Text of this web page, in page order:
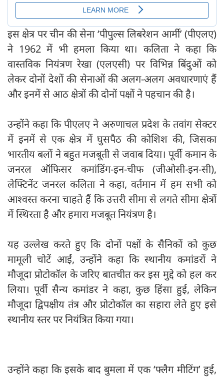
इस क्षेत्र पर चीन की सेना ‘पीपुल्स लिबरेशन आर्मी’ (पीएलए)
ने 1962 में भी हमला किया था। कलिता ने कहा कि
वास्तविक नियंत्रण रेखा (एलएसी) पर विभिन्न बिंदुओं को
लेकर दोनों देशों की सेनाओं की अलग-अलग अवधारणाएं हैं
और इनमें से आठ क्षेत्रों की दोनों पक्षों ने पहचान की है।
उन्होंने कहा कि पीएलए ने अरुणाचल प्रदेश के तवांग सेक्टर
में इनमें से एक क्षेत्र में घुसपैठ की कोशिश की, जिसका
भारतीय बलों ने बहुत मजबूती से जवाब दिया। पूर्वी कमान के
जनरल ऑफिसर कमांडिंग-इन-चीफ (जीओसी-इन-सी),
लेफ्टिनेंट जनरल कलिता ने कहा, वर्तमान में हम सभी को
आश्वस्त करना चाहते हैं कि उत्तरी सीमा से लगते सीमा क्षेत्रों
में स्थिरता है और हमारा मजबूत नियंत्रण है।
यह उल्लेख करते हुए कि दोनों पक्षों के सैनिकों को कुछ
मामूली चोटें आईं, उन्होंने कहा कि स्थानीय कमांडरों ने
मौजूदा प्रोटोकॉल के जरिए बातचीत कर इस मुद्दे को हल कर
लिया। पूर्वी सैन्य कमांडर ने कहा, कुछ हिंसा हुई, लेकिन
मौजूदा द्विपक्षीय तंत्र और प्रोटोकॉल का सहारा लेते हुए इसे
स्थानीय स्तर पर नियंत्रित किया गया।
उन्होंने कहा कि इसके बाद बुमला में एक ‘फ्लैग मीटिंग’ हुई,